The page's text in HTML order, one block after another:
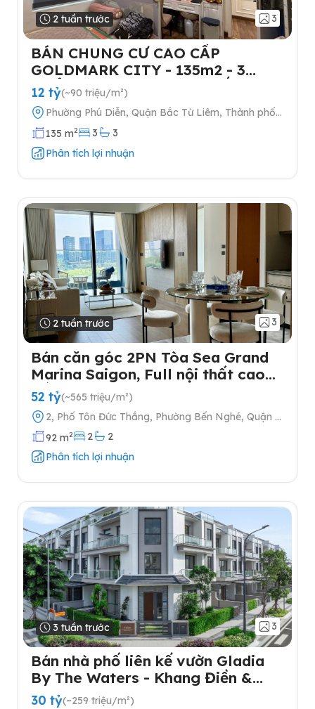
2 tuần trước 3
BÁN CHUNG CƯ CAO CẤP
GOLDMARK CITY - 135m2 - 3
NGỦ-TẶNG FULL NỘI THẤT- 2
SLOT Ô TÔ
12 tỷ(~90 triệu/m²)
Phường Phú Diễn, Quận Bắc Từ Liêm, Thành phố
Hà Nội
135 m2 3
3
Phân tích lợi nhuận
2 tuần trước 3
Bán căn góc 2PN Tòa Sea Grand
Marina Saigon, Full nội thất cao
cấp
52 tỷ(~565 triệu/m²)
2, Phố Tôn Đức Thắng, Phường Bến Nghé, Quận 1,
Thành phố Hồ Chí Minh
92 m2 2
2
Phân tích lợi nhuận
3 tuần trước 3
Bán nhà phố liên kế vườn Gladia
By The Waters - Khang Điền &
Keppel tại Quận 2
30 tỷ(~259 triệu/m²)